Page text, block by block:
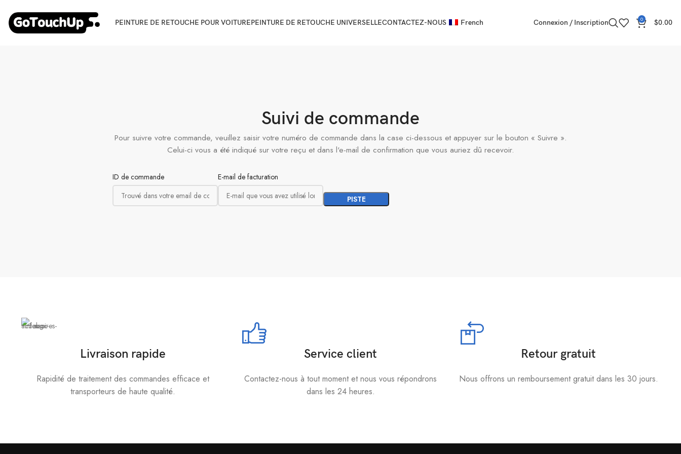
PEINTURE DE RETOUCHE POUR VOITUREPEINTURE DE RETOUCHE UNIVERSELLECONTACTEZ-NOUS French Connexion / Inscription 0 $0.00
Suivi de commande
Pour suivre votre commande, veuillez saisir votre numéro de commande dans la case ci-dessous et appuyer sur le bouton « Suivre ».
Celui-ci vous a été indiqué sur votre reçu et dans l'e-mail de confirmation que vous auriez dû recevoir.
ID de commande E-mail de facturation
PISTE
Livraison rapide
Rapidité de traitement des commandes efficace et
transporteurs de haute qualité.
Service client
Contactez-nous à tout moment et nous vous répondrons
dans les 24 heures.
Retour gratuit
Nous offrons un remboursement gratuit dans les 30 jours.